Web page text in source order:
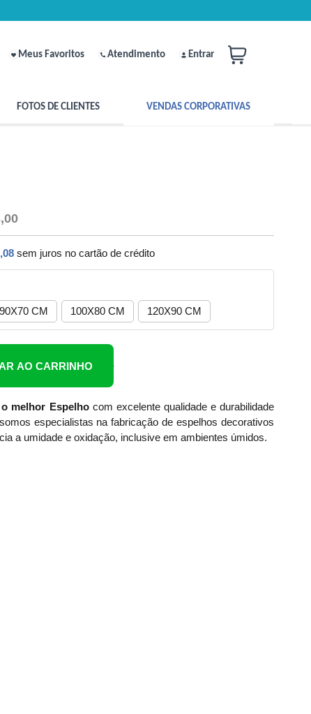
Meus Favoritos Atendimento Entrar
FOTOS DE CLIENTES VENDAS CORPORATIVAS
sem juros no cartão de crédito
90X70 CM 100X80 CM 120X90 CM
AO CARRINHO
melhor Espelhocom excelente qualidade e durabilidade
especialistas na fabricação de espelhos decorativos
a umidade e oxidação, inclusive em ambientes úmidos.